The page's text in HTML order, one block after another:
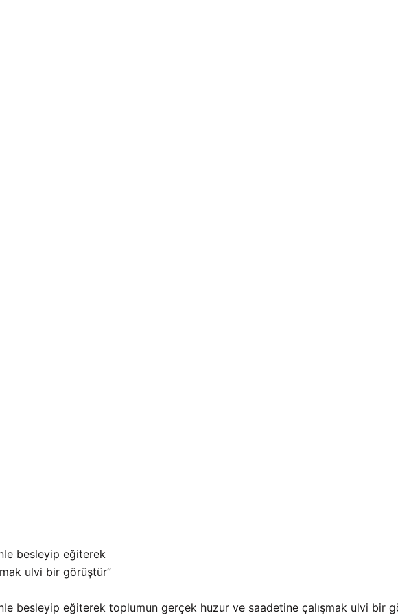
besleyip eğiterek
ulvi bir görüştür”
besleyip eğiterek toplumun gerçek huzur ve saadetine çalışmak ulvi bir